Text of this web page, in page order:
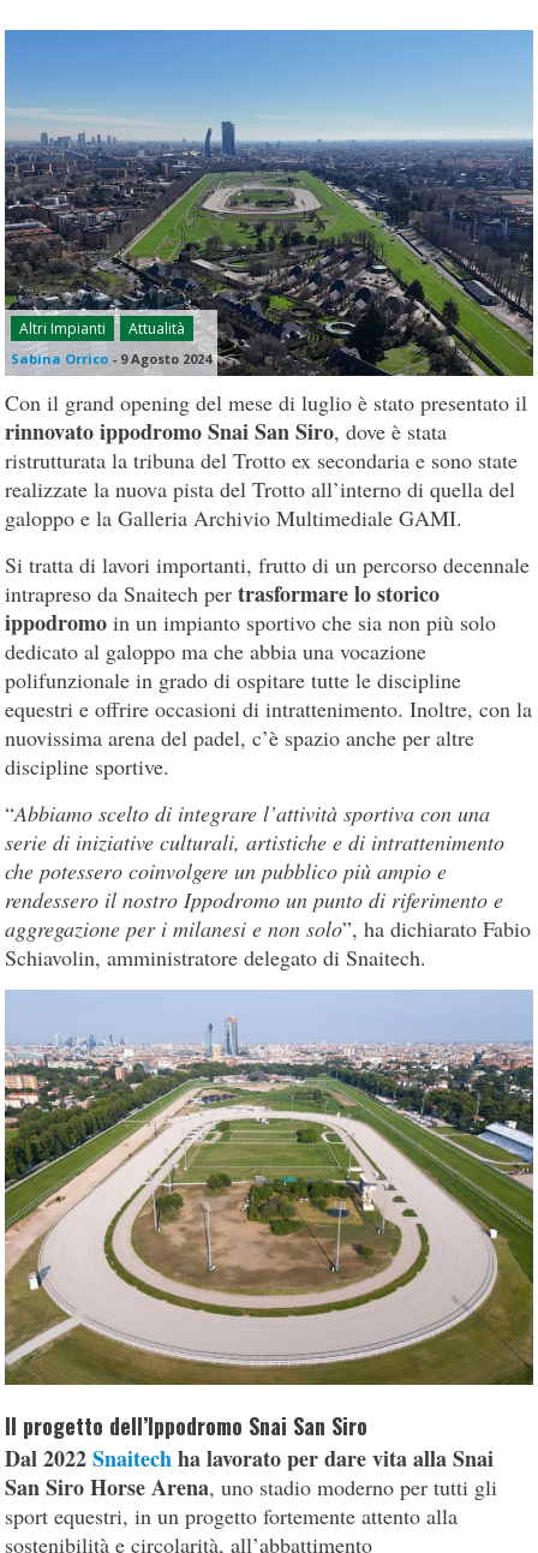
Altri Impianti Attualità
Sabina Orrico - 9 Agosto 2024
Con il grand opening del mese di luglio è stato presentato il
rinnovato ippodromo Snai San Siro, dove è stata
ristrutturata la tribuna del Trotto ex secondaria e sono state
realizzate la nuova pista del Trotto all’interno di quella del
galoppo e la Galleria Archivio Multimediale GAMI.
Si tratta di lavori importanti, frutto di un percorso decennale
intrapreso da Snaitech pertrasformare lo storico
ippodromo in un impianto sportivo che sia non più solo
dedicato al galoppo ma che abbia una vocazione
polifunzionale in grado di ospitare tutte le discipline
equestri e offrire occasioni di intrattenimento. Inoltre, con la
nuovissima arena del padel, c’è spazio anche per altre
discipline sportive.
“Abbiamo scelto di integrare l’attività sportiva con una
serie di iniziative culturali, artistiche e di intrattenimento
che potessero coinvolgere un pubblico più ampio e
rendessero il nostro Ippodromo un punto di riferimento e
aggregazione per i milanesi e non solo”, ha dichiarato Fabio
Schiavolin, amministratore delegato di Snaitech.
Il progetto dell’Ippodromo Snai San Siro
Dal 2022Snaitechha lavorato per dare vita alla Snai
San Siro Horse Arena, uno stadio moderno per tutti gli
sport equestri, in un progetto fortemente attento alla
sostenibilità e circolarità, all’abbattimento